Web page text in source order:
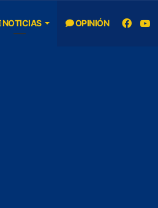
NOTICIAS OPINIÓN